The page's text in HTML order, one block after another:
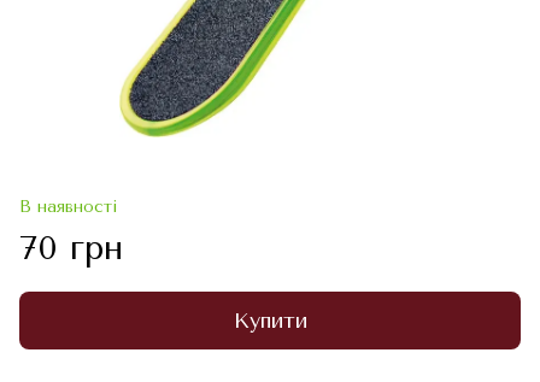
В наявності
70 грн
Купити